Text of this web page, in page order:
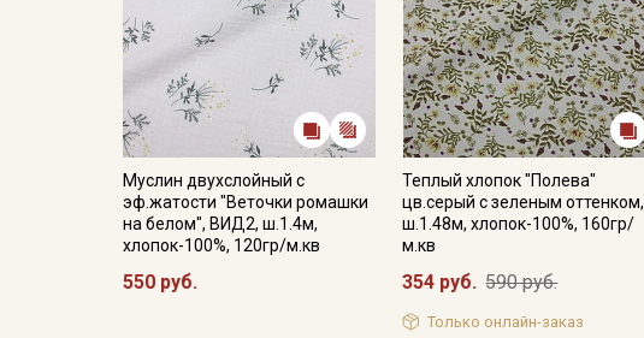
Муслин двухслойный с
эф.жатости "Веточки ромашки
на белом", ВИД2, ш.1.4м,
хлопок-100%, 120гр/м.кв
550 руб.
Теплый хлопок "Полева"
цв.серый с зеленым оттенком,
ш.1.48м, хлопок-100%, 160гр/
м.кв
354 руб. 590 руб.
Только онлайн-заказ